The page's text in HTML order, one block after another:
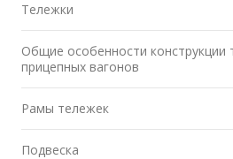
Тележки
Общие особенности конструкции
прицепных вагонов
Рамы тележек
Подвеска